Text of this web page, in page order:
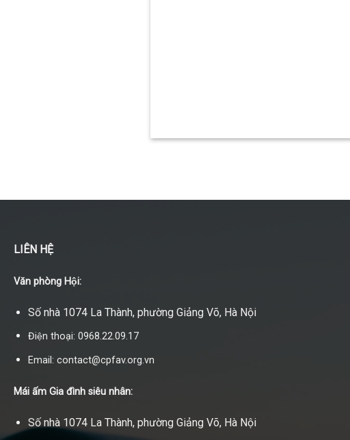
LIÊN HỆ
Văn phòng Hội:
Số nhà 1074 La Thành, phường Giảng Võ, Hà Nội
Điện thoại: 0968.22.09.17
Email: contact@cpfav.org.vn
Mái ấm Gia đình siêu nhân:
Số nhà 1074 La Thành, phường Giảng Võ, Hà Nội